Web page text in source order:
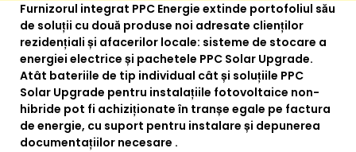
Furnizorul integrat PPC Energie extinde portofoliul său
de soluții cu două produse noi adresate clienților
rezidențiali și afacerilor locale: sisteme de stocare a
energiei electrice și pachetele PPC Solar Upgrade.
Atât bateriile de tip individual cât și soluțiile PPC
Solar Upgrade pentru instalațiile fotovoltaice non-
hibride pot fi achiziționate în tranșe egale pe factura
de energie, cu suport pentru instalare și depunerea
documentațiilor necesare .